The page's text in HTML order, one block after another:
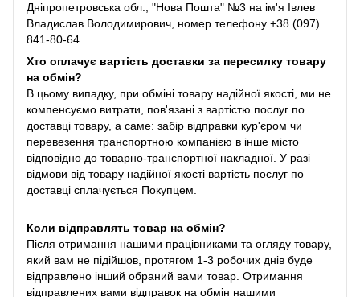
Дніпропетровська обл., "Нова Пошта" №3 на ім'я Івлев
Владислав Володимирович, номер телефону +38 (097)
841-80-64.
Хто оплачує вартість доставки за пересилку товару
на обмін?
В цьому випадку, при обміні товару надійної якості, ми не
компенсуємо витрати, пов'язані з вартістю послуг по
доставці товару, а саме: забір відправки кур'єром чи
перевезення транспортною компанією в інше місто
відповідно до товарно-транспортної накладної. У разі
відмови від товару надійної якості вартість послуг по
доставці сплачується Покупцем.
Коли відправлять товар на обмін?
Після отримання нашими працівниками та огляду товару,
який вам не підійшов, протягом 1-3 робочих днів буде
відправлено інший обраний вами товар. Отримання
відправлених вами відправок на обмін нашими